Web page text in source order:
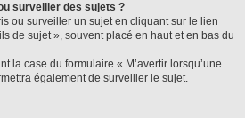
surveiller des sujets ?
ou surveiller un sujet en cliquant sur le lien
de sujet », souvent placé en haut et en bas du
la case du formulaire « M’avertir lorsqu’une
également de surveiller le sujet.